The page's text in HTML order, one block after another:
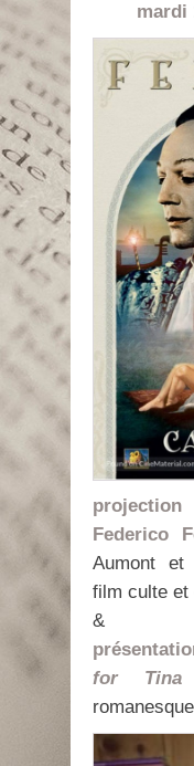
mardi
Federico
Aumont et
film culte
&
for Tina